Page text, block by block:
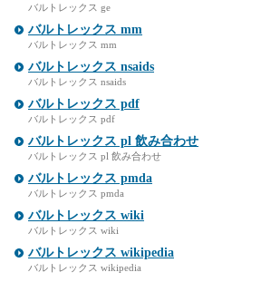
バルトレックス ge
バルトレックス mm
バルトレックス mm
バルトレックス nsaids
バルトレックス nsaids
バルトレックス pdf
バルトレックス pdf
バルトレックス pl 飲み合わせ
バルトレックス pl 飲み合わせ
バルトレックス pmda
バルトレックス pmda
バルトレックス wiki
バルトレックス wiki
バルトレックス wikipedia
バルトレックス wikipedia